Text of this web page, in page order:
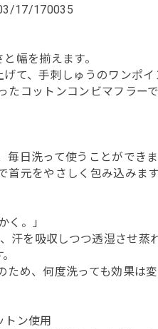
17/170035
幅を揃えます。
て、手刺しゅうのワンポイ
コットンコンビマフラーで
日洗って使うことができま
元をやさしく包み込みます
く。」
汗を吸収しつつ透湿させ
め、何度洗っても効果は変
ン使用